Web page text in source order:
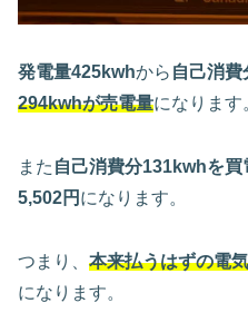
発電量425kwhから 自己消
294kwhが売電量になります
また 自己消費分131kwhを
5,502円 になります。
つまり、 本来払うはずの電
になります。